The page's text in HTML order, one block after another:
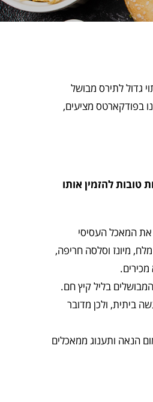
גדול לתירס מבושל
בפודקארטס מציעים,
טובות להזמין אותו
את המאכל העסיסי
מיונז וסלסה חריפה,
בליל קיץ חם.
ביתית, ולכן מדובר
הנאה ותענוג ממאכלים